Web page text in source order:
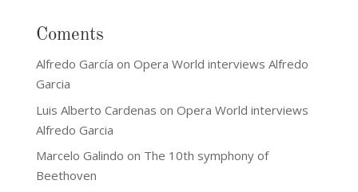
Coments
Alfredo García on Opera World interviews Alfredo
Garcia
Luis Alberto Cardenas on Opera World interviews
Alfredo Garcia
Marcelo Galindo on The 10th symphony of
Beethoven